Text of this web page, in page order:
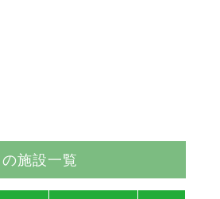
施設一覧